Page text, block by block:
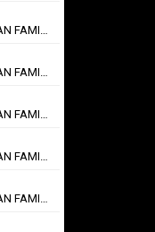
Dražba hráčských dresů SILESIAN FAMILY - #6
Dražba hráčských dresů SILESIAN FAMILY - #21 Jiří KLÍMA
Dražba hráčských dresů SILESIAN FAMILY - #19 Dyjan Carlos de AZEVEDO
Dražba hráčských dresů SILESIAN FAMILY - #5 Adam JÁNOŠ
Dražba hráčských dresů SILESIAN FAMILY - #1 Viktor BUDÍNSKÝ